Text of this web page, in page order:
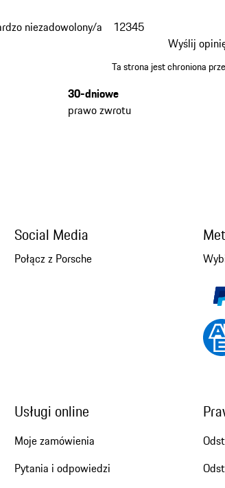
niezadowolony/a 12345
Wyślij
Ta strona jest chroniona
30-dniowe
prawo zwrotu
Social Media
Połącz z Porsche
Usługi online
Moje zamówienia
Pytania i odpowiedzi